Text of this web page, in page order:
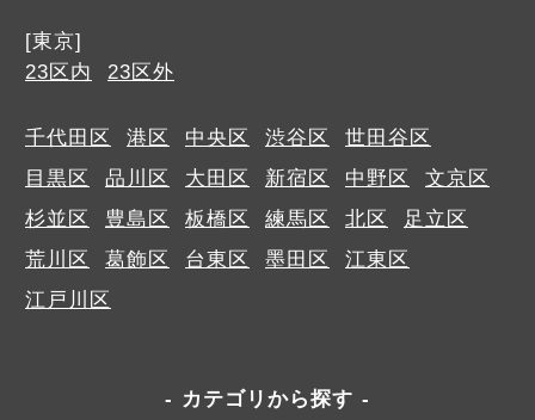
[東京]
23区内
23区外
千代田区 港区 中央区 渋谷区
世田谷区
目黒区
品川区 大田区 新宿区 中野区
文京区
杉並区
豊島区 板橋区 練馬区 北区
足立区
荒川区
葛飾区 台東区 墨田区
江東区
江戸川区
カテゴリから探す